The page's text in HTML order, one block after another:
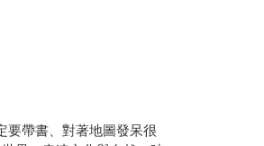
要帶書、對著地圖發呆很